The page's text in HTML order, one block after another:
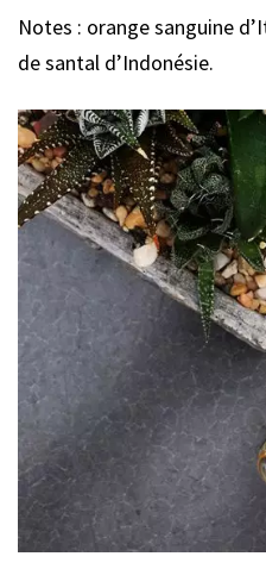
Notes : orange sanguine
de santal d’Indonésie.